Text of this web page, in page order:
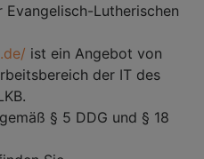
Lutherischen
ist ein Angebot von
der IT des
§ 5 DDG und § 18